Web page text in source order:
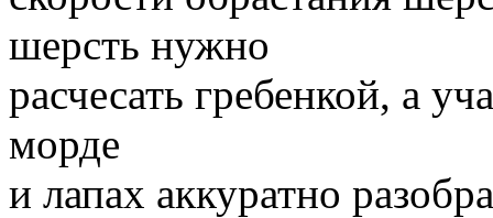
шерсть нужно
расчесать гребенкой, а
морде
и лапах аккуратно